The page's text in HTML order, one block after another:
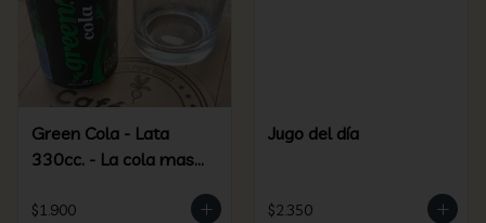
Green Cola - Lata
330cc. - La cola mas
$1.900
Jugo del día
$2.350